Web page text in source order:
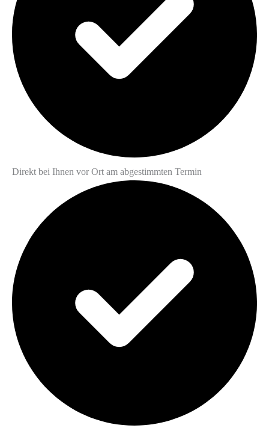
Direkt bei Ihnen vor Ort am abgestimmten Termin